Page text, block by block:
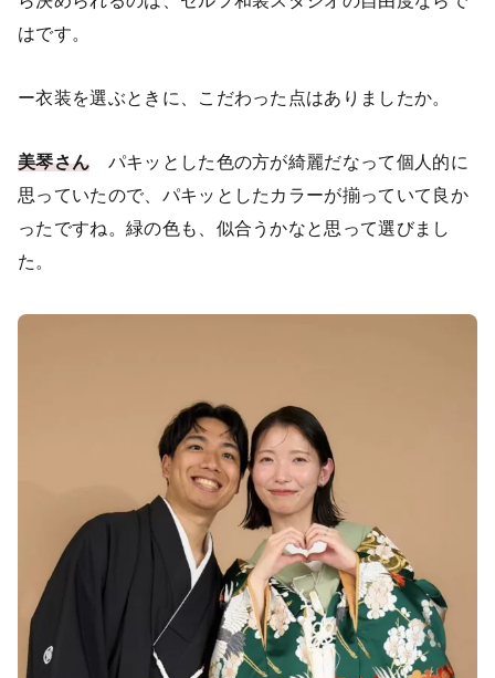
はです。
ー衣装を選ぶときに、こだわった点はありましたか。
美琴さん パキッとした色の方が綺麗だなって個人的に
思っていたので、パキッとしたカラーが揃っていて良か
ったですね。緑の色も、似合うかなと思って選びまし
た。